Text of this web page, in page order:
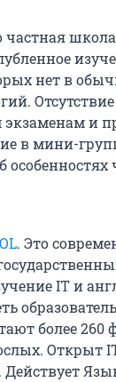
частная
нет в
и
в мини-
. Это
IT и
более 260
Открыт
Действует